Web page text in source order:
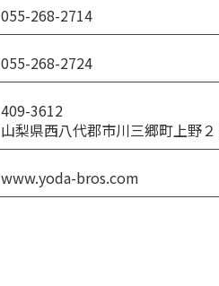
055-268-2714
055-268-2724
409-3612
山梨県西八代郡市川三郷町上野
www.yoda-bros.com